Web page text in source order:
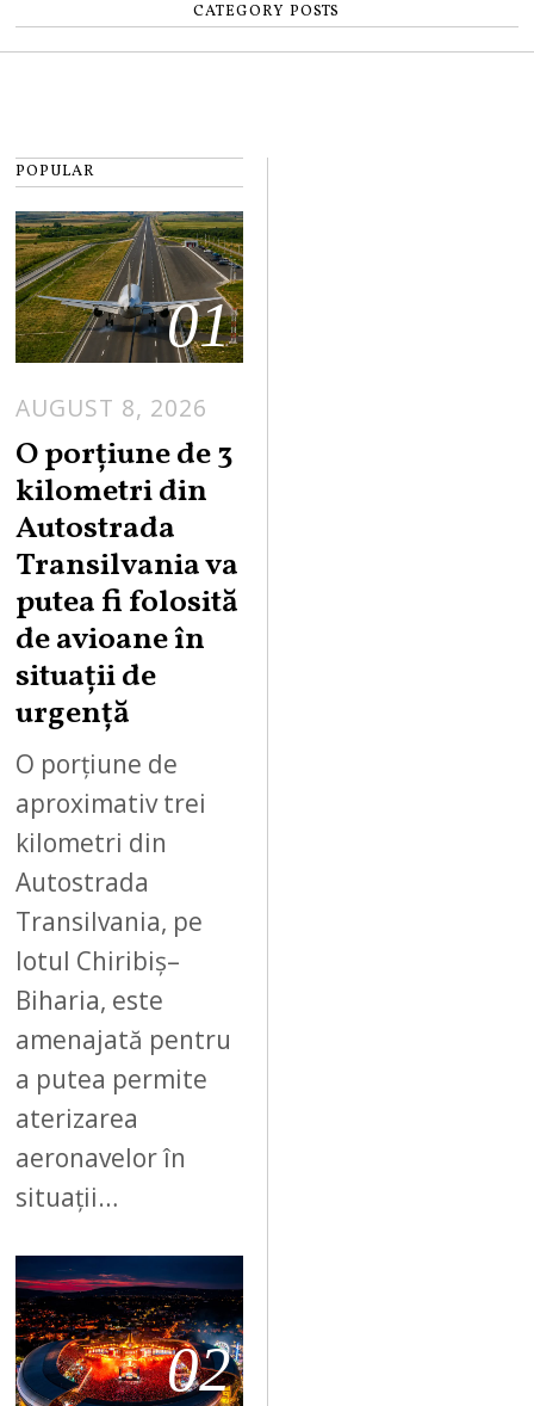
CATEGORY POSTS
POPULAR
01
AUGUST 8, 2026
U
G
T
8
O porțiune de 3
kilometri din
Autostrada
Transilvania va
putea fi folosită
de avioane în
situații de
urgență
O porțiune de
aproximativ trei
kilometri din
Autostrada
Transilvania, pe
lotul Chiribiș–
Biharia, este
amenajată pentru
a putea permite
aterizarea
aeronavelor în
situații…
02